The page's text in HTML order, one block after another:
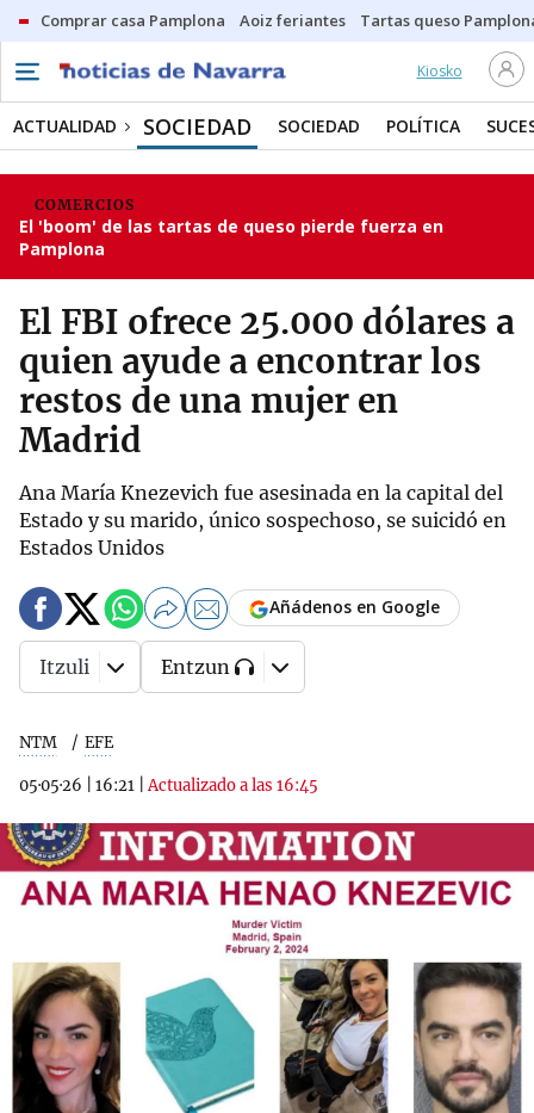
Comprar casa Pamplona Aoiz feriantes Tartas queso
Kiosko
ACTUALIDAD SOCIEDAD SOCIEDAD POLÍTICA
COMERCIOS
El 'boom' de las tartas de queso pierde fuerza en
Pamplona
El FBI ofrece 25.000 dólares a
quien ayude a encontrar los
restos de una mujer en
Madrid
Ana María Knezevich fue asesinada en la capital del
Estado y su marido, único sospechoso, se suicidó en
Estados Unidos
NTM EFE
05·05·26 16:21 |Actualizado a las 16:45
Añádenos en Google
Itzuli Entzun